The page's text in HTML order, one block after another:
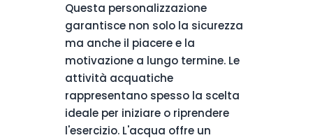
Questa personalizzazione
garantisce non solo la sicurezza
ma anche il piacere e la
motivazione a lungo termine. Le
attività acquatiche
rappresentano spesso la scelta
ideale per iniziare o riprendere
l'esercizio. L'acqua offre un